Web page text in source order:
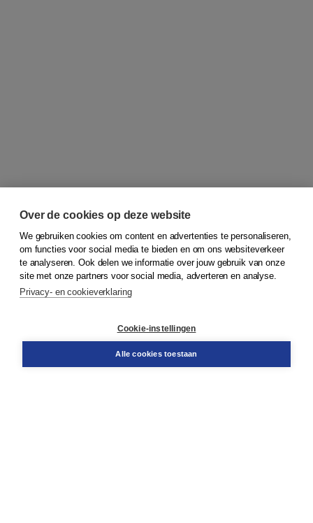
© 2026Koninklijke Boom uitgevers
Bestellen
Over de cookies op deze website
We gebruiken cookies om content en advertenties te personaliseren,
om functies voor social media te bieden en om ons websiteverkeer
te analyseren. Ook delen we informatie over jouw gebruik van onze
site met onze partners voor social media, adverteren en analyse.
Privacy- en cookieverklaring
Cookie-instellingen
Alle cookies toestaan